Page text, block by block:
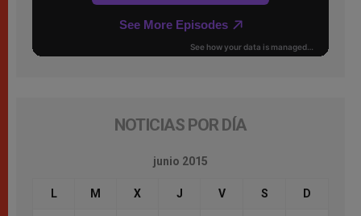
NOTICIAS POR DÍA
junio 2015
L M X J V S D